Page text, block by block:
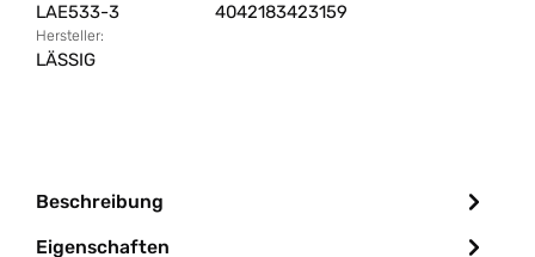
LAE533-3 4042183423159
Hersteller:
LÄSSIG
Beschreibung
Eigenschaften